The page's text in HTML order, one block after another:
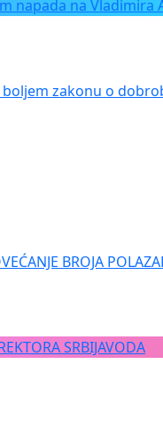
napada na
zakonu o
BROJA
SRBIJAVODA